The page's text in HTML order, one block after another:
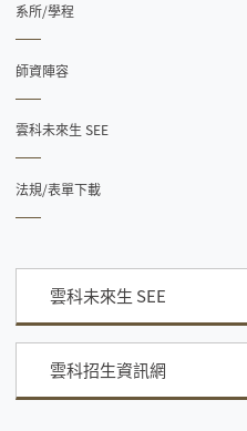
系所/學程
師資陣容
雲科未來生 SEE
法規/表單下載
雲科未來生 SEE
雲科招生資訊網